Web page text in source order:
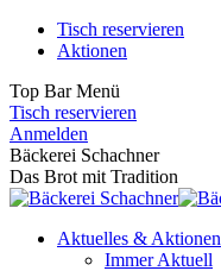
Zum
Inhalt
Tisch reservieren
Aktionen
Top Bar Menü
Tisch reservieren
Facebook
page
opens
in
window
Instagram
page
opens
in
window
Anmelden
Bäckerei Schachner
Das Brot mit Tradition
Aktuelles & Aktionen
Immer Aktuell